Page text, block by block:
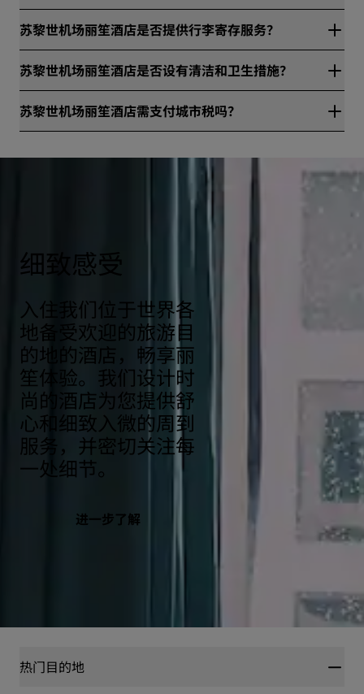
苏黎世机场丽笙酒店是否提供行李寄存服务？
苏黎世机场丽笙酒店是否设有清洁和卫生措施？
健康与安全。请访问网站进一步了解详情：
苏黎世机场丽笙酒店需支付城市税吗？
细致感受
入住我们位于世界各
地备受欢迎的旅游目
的地的酒店，畅享丽
笙体验。我们设计时
尚的酒店为您提供舒
心和细致入微的周到
服务，并密切关注每
一处细节。
进一步了解
热门目的地